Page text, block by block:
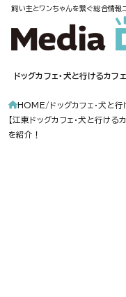
飼い主とワンちゃんを繋ぐ総合情報
ドッグカフェ・犬と行けるカフェ
HOME
ドッグカフェ・犬と行
【江東ドッグカフェ・犬と行け
を紹介！